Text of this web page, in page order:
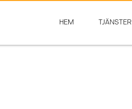
HEM TJÄNSTER